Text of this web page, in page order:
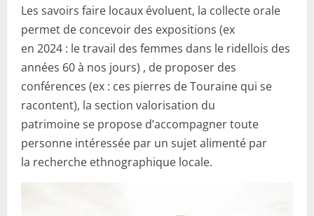
Les savoirs faire locaux évoluent, la collecte orale
permet de concevoir des expositions (ex
en 2024 : le travail des femmes dans le ridellois des
années 60 à nos jours) , de proposer des
conférences (ex : ces pierres de Touraine qui se
racontent), la section valorisation du
patrimoine se propose d’accompagner toute
personne intéressée par un sujet alimenté par
la recherche ethnographique locale.